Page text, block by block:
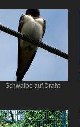
Schwalbe auf Draht